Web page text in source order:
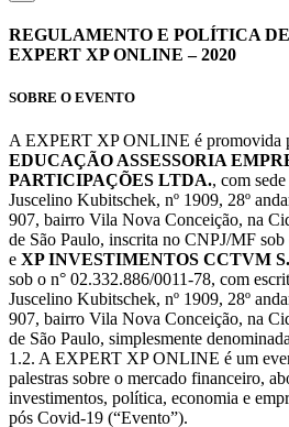
REGULAMENTO E POLÍTICA
EXPERT XP ONLINE – 2020
SOBRE O EVENTO
A EXPERT XP ONLINE é promovida
EDUCAÇÃO ASSESSORIA
PARTICIPAÇÕES LTDA., com
Juscelino Kubitschek, nº 1909, 28º
907, bairro Vila Nova Conceição, na
de São Paulo, inscrita no CNPJ/MF
e XP INVESTIMENTOS CCTVM
sob o n° 02.332.886/0011-78, com
Juscelino Kubitschek, nº 1909, 28º
907, bairro Vila Nova Conceição, na
de São Paulo, simplesmente
1.2. A EXPERT XP ONLINE é um
palestras sobre o mercado financeiro,
investimentos, política, economia e
pós Covid-19 (“Evento”).